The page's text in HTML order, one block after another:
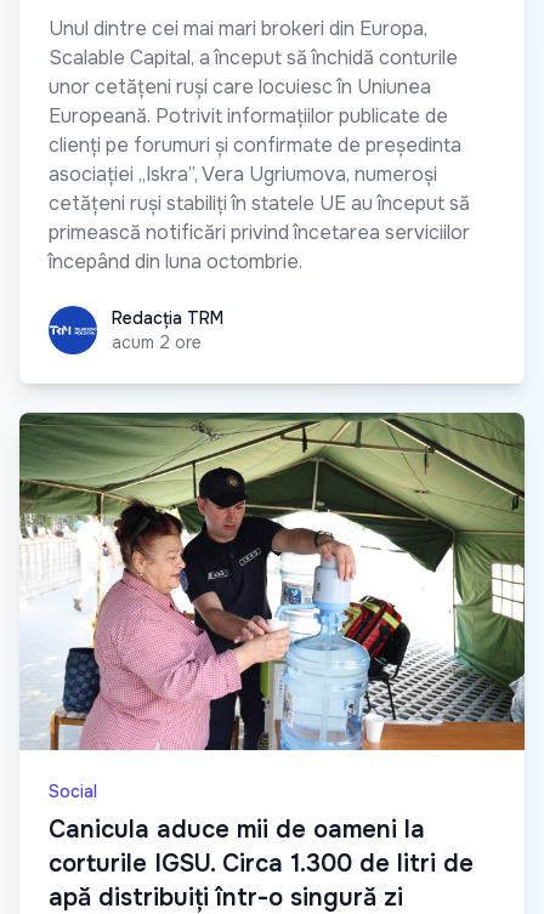
Unul dintre cei mai mari brokeri din Europa,
Scalable Capital, a început să închidă conturile
unor cetățeni ruși care locuiesc în Uniunea
Europeană. Potrivit informațiilor publicate de
clienți pe forumuri și confirmate de președinta
asociației „Iskra”, Vera Ugriumova, numeroși
cetățeni ruși stabiliți în statele UE au început să
primească notificări privind încetarea serviciilor
începând din luna octombrie.
Redacția TRM
Redacția TRM
acum 2 ore
Social
Canicula aduce mii de oameni la
corturile IGSU. Circa 1.300 de litri de
apă distribuiți într-o singură zi